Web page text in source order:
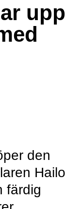
upp
den
färdig